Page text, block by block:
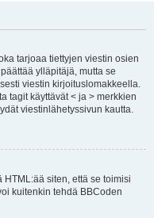
tarjoaa tiettyjen viestin osien
ylläpitäjä, mutta se
viestin kirjoituslomakkeella.
tagit käyttävät < ja > merkkien
viestinlähetyssivun kautta.
siten, että se toimisi
kuitenkin tehdä BBCoden